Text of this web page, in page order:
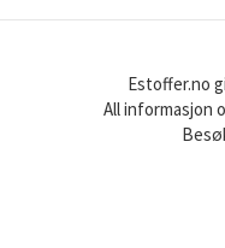
Estoffer.no
All informasjon